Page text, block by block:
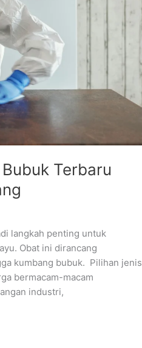
Terbaru
langkah penting untuk
Obat ini dirancang
kumbang bubuk. Pilihan jenis
bermacam-macam
industri,